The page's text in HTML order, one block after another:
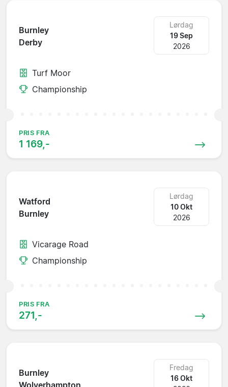
Burnley
Derby
Lørdag
19 Sep
2026
Turf Moor
Championship
PRIS FRA
1 169,-
Watford
Burnley
Lørdag
10 Okt
2026
Vicarage Road
Championship
PRIS FRA
271,-
Burnley
Fredag
16 Okt